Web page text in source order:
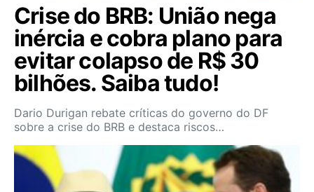
Crise do BRB: União nega
inércia e cobra plano para
evitar colapso de R$ 30
bilhões. Saiba tudo!
Dario Durigan rebate críticas do governo do DF
sobre a crise do BRB e destaca riscos…